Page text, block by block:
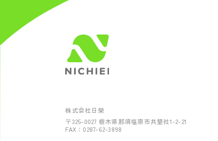
株式会社日榮
〒325-0027 栃木県那須塩原市共墾社1-2-21
FAX：0287-62-3898